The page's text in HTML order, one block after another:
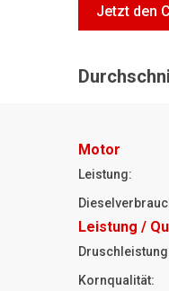
Jetzt den
Motor
Leistung:
Leistung /
Kornqualität: